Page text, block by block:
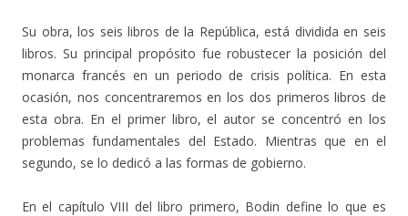
Su obra, los seis libros de la República, está dividida en seis
libros. Su principal propósito fue robustecer la posición del
monarca francés en un periodo de crisis política. En esta
ocasión, nos concentraremos en los dos primeros libros de
esta obra. En el primer libro, el autor se concentró en los
problemas fundamentales del Estado. Mientras que en el
segundo, se lo dedicó a las formas de gobierno.
En el capítulo VIII del libro primero, Bodin define lo que es